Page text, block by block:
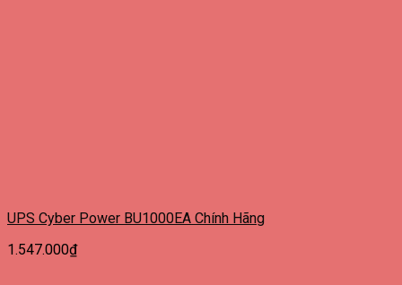
UPS Cyber Power BU1000EA Chính Hãng
1.547.000₫